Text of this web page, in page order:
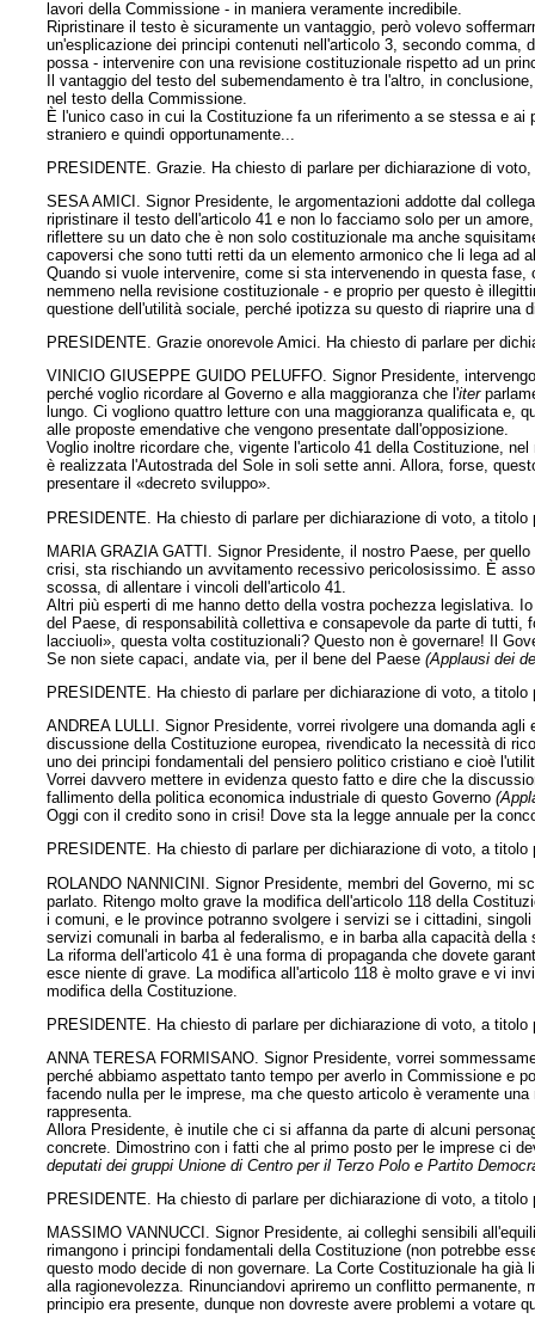
lavori della Commissione - in maniera veramente incredibile.
Ripristinare il testo è sicuramente un vantaggio, però volevo
un'esplicazione dei principi contenuti nell'articolo 3, secondo
possa - intervenire con una revisione costituzionale rispetto ad un
Il vantaggio del testo del subemendamento è tra l'altro, in
nel testo della Commissione.
È l'unico caso in cui la Costituzione fa un riferimento a se stessa e
straniero e quindi opportunamente...
PRESIDENTE. Grazie. Ha chiesto di parlare per dichiarazione di
SESA AMICI. Signor Presidente, le argomentazioni addotte dal
ripristinare il testo dell'articolo 41 e non lo facciamo solo per un
riflettere su un dato che è non solo costituzionale ma anche
capoversi che sono tutti retti da un elemento armonico che li lega ad
Quando si vuole intervenire, come si sta intervenendo in questa
nemmeno nella revisione costituzionale - e proprio per questo è
questione dell'utilità sociale, perché ipotizza su questo di riaprire una
PRESIDENTE. Grazie onorevole Amici. Ha chiesto di parlare per
VINICIO GIUSEPPE GUIDO PELUFFO. Signor Presidente,
perché voglio ricordare al Governo e alla maggioranza che l'iter
lungo. Ci vogliono quattro letture con una maggioranza qualificata e,
alle proposte emendative che vengono presentate dall'opposizione.
Voglio inoltre ricordare che, vigente l'articolo 41 della Costituzione,
è realizzata l'Autostrada del Sole in soli sette anni. Allora, forse,
presentare il «decreto sviluppo».
PRESIDENTE. Ha chiesto di parlare per dichiarazione di voto, a
MARIA GRAZIA GATTI. Signor Presidente, il nostro Paese, per
crisi, sta rischiando un avvitamento recessivo pericolosissimo. È
scossa, di allentare i vincoli dell'articolo 41.
Altri più esperti di me hanno detto della vostra pochezza legislativa.
del Paese, di responsabilità collettiva e consapevole da parte di
lacciuoli», questa volta costituzionali? Questo non è governare! Il
Se non siete capaci, andate via, per il bene del Paese(Applausi dei
PRESIDENTE. Ha chiesto di parlare per dichiarazione di voto, a
ANDREA LULLI. Signor Presidente, vorrei rivolgere una domanda
discussione della Costituzione europea, rivendicato la necessità di
uno dei principi fondamentali del pensiero politico cristiano e cioè
Vorrei davvero mettere in evidenza questo fatto e dire che la
fallimento della politica economica industriale di questo Governo
Oggi con il credito sono in crisi! Dove sta la legge annuale per la
PRESIDENTE. Ha chiesto di parlare per dichiarazione di voto, a
ROLANDO NANNICINI. Signor Presidente, membri del Governo, mi
parlato. Ritengo molto grave la modifica dell'articolo 118 della
i comuni, e le province potranno svolgere i servizi se i cittadini,
servizi comunali in barba al federalismo, e in barba alla capacità
La riforma dell'articolo 41 è una forma di propaganda che dovete
esce niente di grave. La modifica all'articolo 118 è molto grave e vi
modifica della Costituzione.
PRESIDENTE. Ha chiesto di parlare per dichiarazione di voto, a
ANNA TERESA FORMISANO. Signor Presidente, vorrei
perché abbiamo aspettato tanto tempo per averlo in Commissione e
facendo nulla per le imprese, ma che questo articolo è veramente
rappresenta.
Allora Presidente, è inutile che ci si affanna da parte di alcuni
concrete. Dimostrino con i fatti che al primo posto per le imprese ci
deputati dei gruppi Unione di Centro per il Terzo Polo e Partito
PRESIDENTE. Ha chiesto di parlare per dichiarazione di voto, a
MASSIMO VANNUCCI. Signor Presidente, ai colleghi sensibili
rimangono i principi fondamentali della Costituzione (non potrebbe
questo modo decide di non governare. La Corte Costituzionale ha
alla ragionevolezza. Rinunciandoviapriremo un conflitto permanente,
principio era presente, dunque non dovreste avere problemi a votare